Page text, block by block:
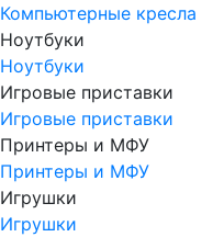
Компьютерные кресла
Ноутбуки
Ноутбуки
Игровые приставки
Игровые приставки
Принтеры и МФУ
Принтеры и МФУ
Игрушки
Игрушки